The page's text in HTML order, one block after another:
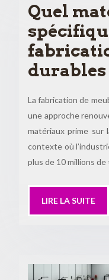
Quel
durables
La fabrication de
une approche
matériaux prime sur
contexte où
plus de 10 millions
LIRE LA SUITE